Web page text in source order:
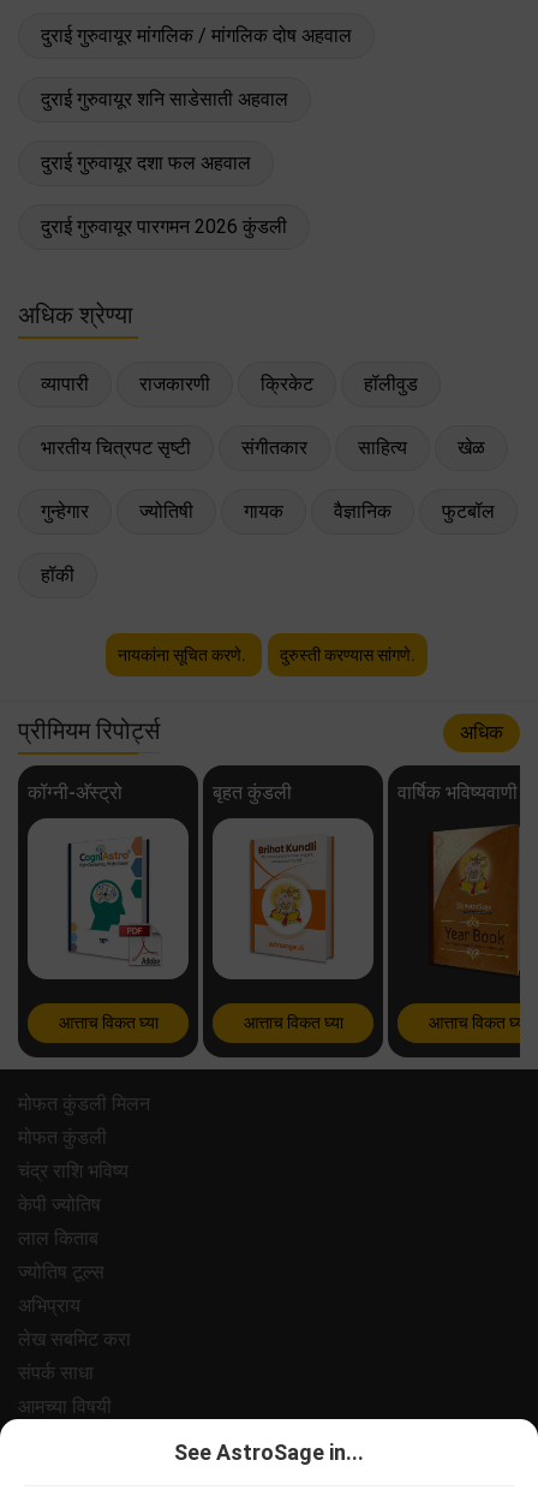
दुराई गुरुवायूर मांगलिक / मांगलिक दोष अहवाल
दुराई गुरुवायूर शनि साडेसाती अहवाल
दुराई गुरुवायूर दशा फल अहवाल
दुराई गुरुवायूर पारगमन 2026 कुंडली
अधिक श्रेण्या
व्यापारी राजकारणी क्रिकेट हॉलीवुड
भारतीय चित्रपट सृष्टी संगीतकार साहित्य खेळ
गुन्हेगार ज्योतिषी गायक वैज्ञानिक फुटबॉल
हॉकी
नायकांना सूचित करणे. दुरुस्ती करण्यास सांगणे.
प्रीमियम रिपोर्ट्स अधिक
कॉग्नी-अ‍ॅस्ट्रो
आत्ताच विकत घ्या
बृहत कुंडली
आत्ताच विकत घ्या
वार्षिक भविष्यवाणी
आत्ताच विकत घ्या
मोफत कुंडली मिलन
मोफत कुंडली
चंद्र राशि भविष्य
केपी ज्योतिष
लाल किताब
ज्योतिष टूल्स
अभिप्राय
लेख सबमिट करा
संपर्क साधा
आमच्या विषयी
See AstroSage in...